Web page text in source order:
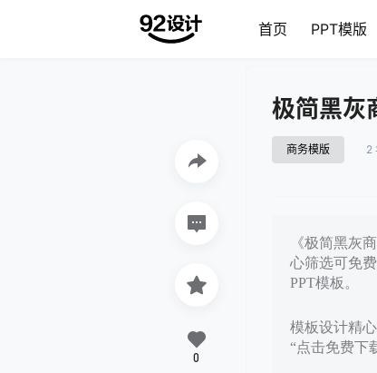
首页 PPT模版
极简黑灰
商务模版 2
《极简黑灰
心筛选可免
PPT模板。
模板设计精
“点击免费下
0